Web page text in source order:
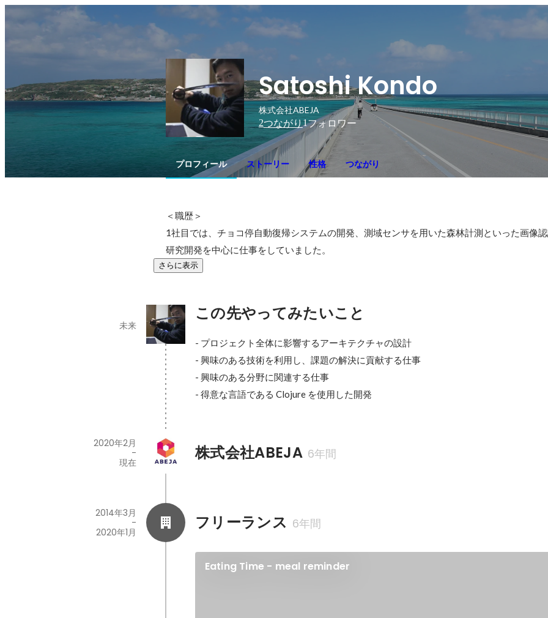
Satoshi Kondo
株式会社ABEJA
2つながり1フォロワー
プロフィール ストーリー 性格 つながり
＜職歴＞
1社目では、チョコ停自動復帰システムの開発、測域センサを用いた森林計測といった画像
研究開発を中心に仕事をしていました。
さらに表示
この先やってみたいこと
未来
- プロジェクト全体に影響するアーキテクチャの設計
- 興味のある技術を利用し、課題の解決に貢献する仕事
- 興味のある分野に関連する仕事
- 得意な言語である Clojure を使用した開発
株式会社ABEJA 6年間
2020年2月
-
現在
フリーランス 6年間
2014年3月
-
2020年1月
Eating Time - meal reminder